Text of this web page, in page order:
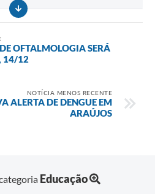
OFTALMOLOGIA SERÁ
14/12
NOTÍCIA MENOS RECENTE
ALERTA DE DENGUE EM
ARAÚJOS
Educação